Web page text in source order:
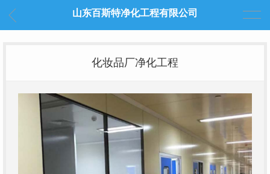
山东百斯特净化工程有限公司
化妆品厂净化工程